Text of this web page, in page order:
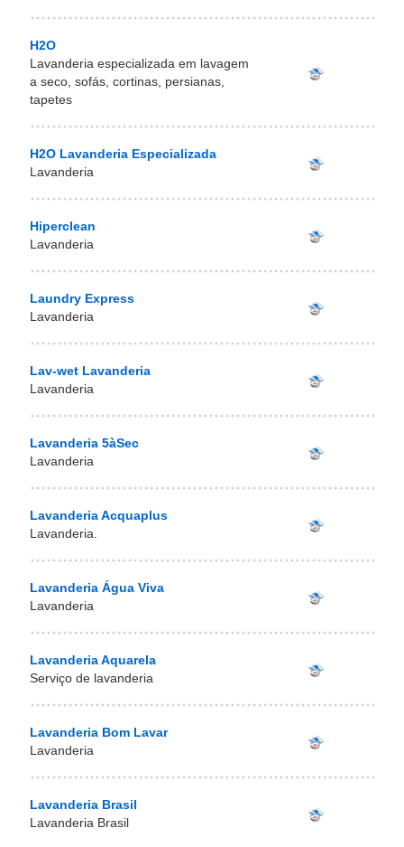
H2O
Lavanderia especializada em lavagem
a seco, sofás, cortinas, persianas,
tapetes
H2O Lavanderia Especializada
Lavanderia
Hiperclean
Lavanderia
Laundry Express
Lavanderia
Lav-wet Lavanderia
Lavanderia
Lavanderia 5àSec
Lavanderia
Lavanderia Acquaplus
Lavanderia.
Lavanderia Água Viva
Lavanderia
Lavanderia Aquarela
Serviço de lavanderia
Lavanderia Bom Lavar
Lavanderia
Lavanderia Brasil
Lavanderia Brasil